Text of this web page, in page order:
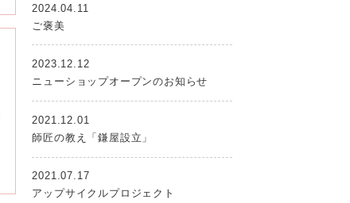
2024.04.11
ご褒美
2023.12.12
ニューショップオープンのお知らせ
2021.12.01
師匠の教え「鎌屋設立」
2021.07.17
アップサイクルプロジェクト